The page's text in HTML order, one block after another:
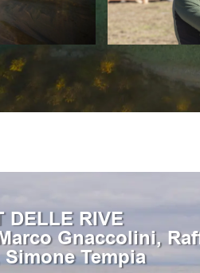
DELLE RIVE
Gnaccolini,
Tempia